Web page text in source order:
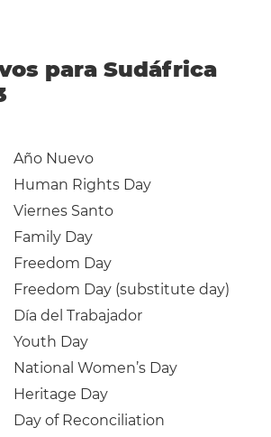
para Sudáfrica
Año Nuevo
Human Rights Day
Viernes Santo
Family Day
Freedom Day
Freedom Day (substitute day)
Día del Trabajador
Youth Day
National Women’s Day
Heritage Day
Day of Reconciliation